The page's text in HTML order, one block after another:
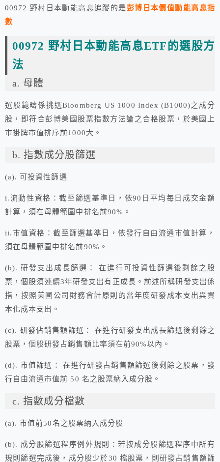
00972 野村日本動能高息追蹤的是彭博日本價值動能高息指
數
00972 野村日本動能高息ETF的選股方
法
a. 母體
選股範疇係挑選Bloomberg US 1000 Index (B1000)之成分
股，即符合彭博美國股票指數方法論之合格股票，於美國上
市掛牌市值排序前1000大。
b. 指數成分股篩選
(a). 可投資性篩選
i.流動性資格：截至篩選基準日，依90日平均每日成交金額
計算，須在母體範圍中排名前90%。
ii.市值資格：截至篩選基準日，依發行自由流通市值計算，
須在母體範圍中排名前90%。
(b). 研發支出成長篩選： 在進行可投資性篩選後剩餘之股
票，個股須連續3年研發支出有正成長。前述所稱研發支出係
指，按照美國公司財務會計原則的當年度研發成本支出與資
本化成本支出。
(c). 研發佔銷售額篩選： 在進行研發支出成長篩選後剩餘之
股票，個股研發占銷售額比率須在前90%以內。
(d). 市值篩選： 在進行研發占銷售額篩選後剩餘之股票，發
行自由流通市值前 50 名之股票納入成分股。
c. 指數成分檔數
(a). 市值前50名之股票納入成分股
(b). 成分股篩選程序例外規則：若按成分股篩選程序中所有
規則篩選完成後，成分股少於30 檔股票，則研發占銷售額篩